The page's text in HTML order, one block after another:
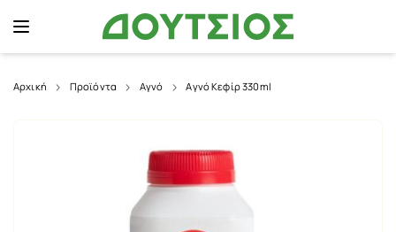
Αρχική Προϊόντα Αγνό Αγνό Κεφίρ 330ml